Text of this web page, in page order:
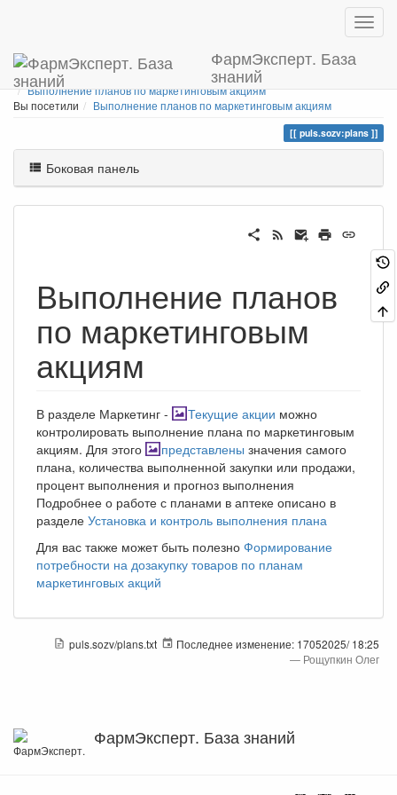
ФармЭксперт. База
знаний
Вы находитесь здесь HomeПульс-Созвездие
Выполнение планов по маркетинговым акциям
Вы посетили
Выполнение планов по маркетинговым акциям
puls.sozv:plans
Боковая панель
Выполнение планов
по маркетинговым
акциям
В разделе Маркетинг - Текущие акции можно
контролировать выполнение плана по маркетинговым
акциям. Для этого
представлены значения самого
плана, количества выполненной закупки или продажи,
процент выполнения и прогноз выполнения
Подробнее о работе с планами в аптеке описано в
разделе Установка и контроль выполнения плана
Для вас также может быть полезно Формирование
потребности на дозакупку товаров по планам
маркетинговых акций
puls.sozv/plans.txt Последнее изменение: 17052025/ 18:25
— Рощупкин Олег
ФармЭксперт. База знаний